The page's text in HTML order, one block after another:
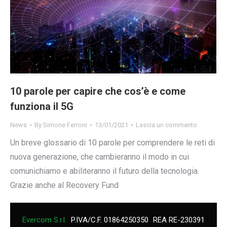
10 parole per capire che cos’è e come
funziona il 5G
News By Simone Ferroni 13/01/2021 Lascia un commento
Un breve glossario di 10 parole per comprendere le reti di
nuova generazione, che cambieranno il modo in cui
comunichiamo e abiliteranno il futuro della tecnologia.
Grazie anche al Recovery Fund
Evercom S.r.l. P.IVA/C.F. 01864250350 REA RE-230391